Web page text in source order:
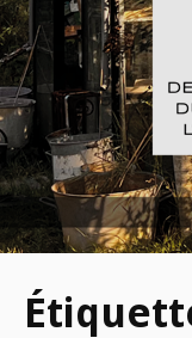
Association des
Jardin et de